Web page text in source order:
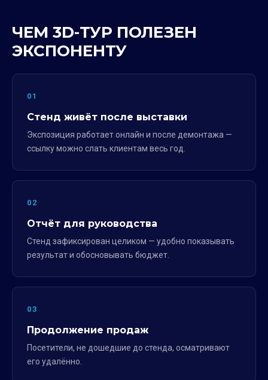
ЧЕМ 3D-ТУР ПОЛЕЗЕН
ЭКСПОНЕНТУ
01
Стенд живёт после выставки
Экспозиция работает онлайн и после демонтажа —
ссылку можно слать клиентам весь год.
02
Отчёт для руководства
Стенд зафиксирован целиком — удобно показывать
результат и обосновывать бюджет.
03
Продолжение продаж
Посетители, не дошедшие до стенда, осматривают
его удалённо.